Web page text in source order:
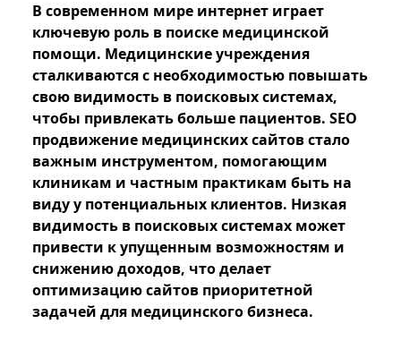
В современном мире интернет играет
ключевую роль в поиске медицинской
помощи. Медицинские учреждения
сталкиваются с необходимостью повышать
свою видимость в поисковых системах,
чтобы привлекать больше пациентов. SEO
продвижение медицинских сайтов стало
важным инструментом, помогающим
клиникам и частным практикам быть на
виду у потенциальных клиентов. Низкая
видимость в поисковых системах может
привести к упущенным возможностям и
снижению доходов, что делает
оптимизацию сайтов приоритетной
задачей для медицинского бизнеса.